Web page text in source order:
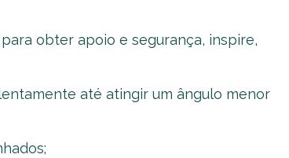
obter apoio e segurança, inspire,
até atingir um ângulo menor